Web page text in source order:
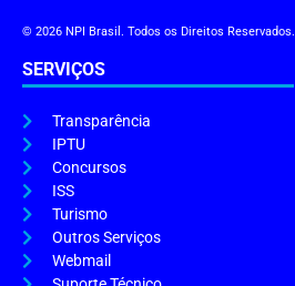
© 2026 NPI Brasil. Todos os Direitos Reservados.
SERVIÇOS
Transparência
IPTU
Concursos
ISS
Turismo
Outros Serviços
Webmail